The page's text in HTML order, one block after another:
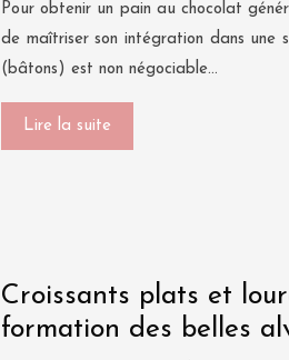
Pour obtenir un pain au chocolat
de maîtriser son intégration dans une
(bâtons) est non négociable…
Lire la suite
Croissants plats et
formation des belles